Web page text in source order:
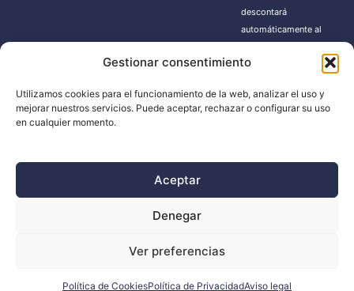
Gestionar consentimiento
Utilizamos cookies para el funcionamiento de la web, analizar el uso y
mejorar nuestros servicios. Puede aceptar, rechazar o configurar su uso
en cualquier momento.
Aceptar
Denegar
Ver preferencias
Política de CookiesPolítica de PrivacidadAviso legal
descontará
automáticamente al
Estos pedidos pueden
de importación según
la normativa de cada